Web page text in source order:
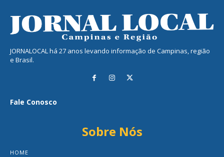
JORNALOCAL há 27 anos levando informação de Campinas, região
e Brasil.
Fale Conosco
Sobre Nós
HOME